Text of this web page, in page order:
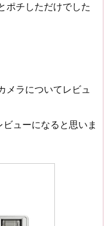
ポチしただけでした
ラについてレビュ
ューになると思いま